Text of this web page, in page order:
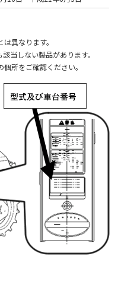
異なります。
当しない製品があります。
所をご確認ください。